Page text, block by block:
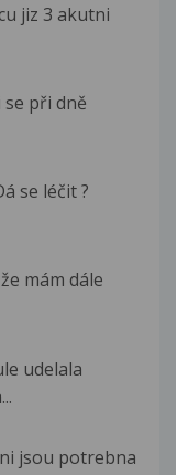
jiz 3 akutni
se při dně
se léčit ?
mám dále
udelala
jsou potrebna